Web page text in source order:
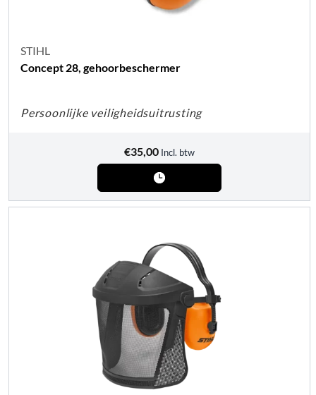
STIHL
Concept 28, gehoorbeschermer
Persoonlijke veiligheidsuitrusting
€35,00 Incl. btw